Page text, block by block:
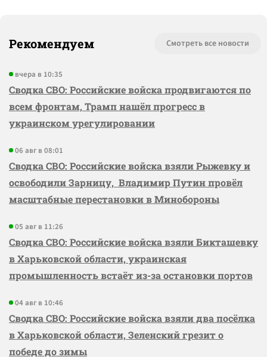
Рекомендуем Смотреть все новости
вчера в 10:35
Сводка СВО: Российские войска продвигаются по
всем фронтам, Трамп нашёл прогресс в
украинском урегулировании
06 авг в 08:01
Сводка СВО: Российские войска взяли Рыжевку и
освободили Зарницу, Владимир Путин провёл
масштабные перестановки в Минобороны
05 авг в 11:26
Сводка СВО: Российские войска взяли Бикташевку
в Харьковской области, украинская
промышленность встаёт из-за остановки портов
04 авг в 10:46
Сводка СВО: Российские войска взяли два посёлка
в Харьковской области, Зеленский грезит о
победе до зимы